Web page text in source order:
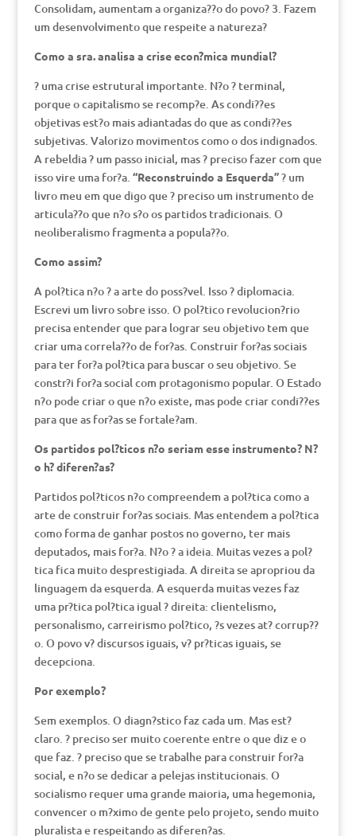
Consolidam, aumentam a organiza??o do povo? 3. Fazem
um desenvolvimento que respeite a natureza?
Como a sra. analisa a crise econ?mica mundial?
? uma crise estrutural importante. N?o ? terminal,
porque o capitalismo se recomp?e. As condi??es
objetivas est?o mais adiantadas do que as condi??es
subjetivas. Valorizo movimentos como o dos indignados.
A rebeldia ? um passo inicial, mas ? preciso fazer com que
isso vire uma for?a. “Reconstruindo a Esquerda”? um
livro meu em que digo que ? preciso um instrumento de
articula??o que n?o s?o os partidos tradicionais. O
neoliberalismo fragmenta a popula??o.
Como assim?
A pol?tica n?o ? a arte do poss?vel. Isso ? diplomacia.
Escrevi um livro sobre isso. O pol?tico revolucion?rio
precisa entender que para lograr seu objetivo tem que
criar uma correla??o de for?as. Construir for?as sociais
para ter for?a pol?tica para buscar o seu objetivo. Se
constr?i for?a social com protagonismo popular. O Estado
n?o pode criar o que n?o existe, mas pode criar condi??es
para que as for?as se fortale?am.
Os partidos pol?ticos n?o seriam esse instrumento? N?
o h? diferen?as?
Partidos pol?ticos n?o compreendem a pol?tica como a
arte de construir for?as sociais. Mas entendem a pol?tica
como forma de ganhar postos no governo, ter mais
deputados, mais for?a. N?o ? a ideia. Muitas vezes a pol?
tica fica muito desprestigiada. A direita se apropriou da
linguagem da esquerda. A esquerda muitas vezes faz
uma pr?tica pol?tica igual ? direita: clientelismo,
personalismo, carreirismo pol?tico, ?s vezes at? corrup??
o. O povo v? discursos iguais, v? pr?ticas iguais, se
decepciona.
Por exemplo?
Sem exemplos. O diagn?stico faz cada um. Mas est?
claro. ? preciso ser muito coerente entre o que diz e o
que faz. ? preciso que se trabalhe para construir for?a
social, e n?o se dedicar a pelejas institucionais. O
socialismo requer uma grande maioria, uma hegemonia,
convencer o m?ximo de gente pelo projeto, sendo muito
pluralista e respeitando as diferen?as.